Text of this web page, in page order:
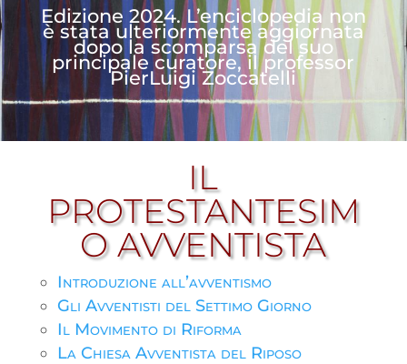
Edizione 2024. L’enciclopedia non
è stata ulteriormente aggiornata
dopo la scomparsa del suo
principale curatore, il professor
PierLuigi Zoccatelli
IL
PROTESTANTESIM
O AVVENTISTA
Introduzione all’avventismo
Gli Avventisti del Settimo Giorno
Il Movimento di Riforma
La Chiesa Avventista del Riposo